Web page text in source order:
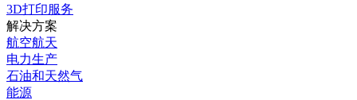
3D打印服务
解决方案
航空航天
电力生产
石油和天然气
能源